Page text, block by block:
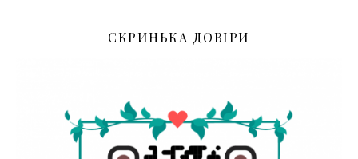
СКРИНЬКА ДОВІРИ